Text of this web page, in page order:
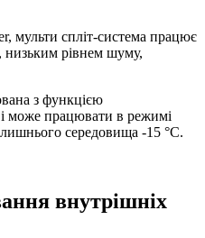
мульти спліт-система працює
рівнем шуму,
з функцією
і може працювати в режимі
середовища -15 °C.
внутрішніх